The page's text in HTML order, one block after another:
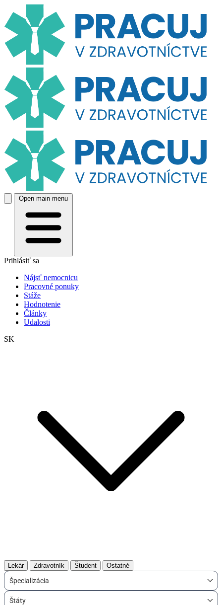
Open main menu
Prihlásiť sa
Nájsť nemocnicu
Pracovné ponuky
Stáže
Hodnotenie
Články
Udalosti
SK
Lekár Zdravotník Študent Ostatné
Špecializácia
Štáty